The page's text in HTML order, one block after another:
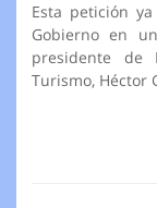
Esta petición
Gobierno en
presidente de
Turismo, Héctor